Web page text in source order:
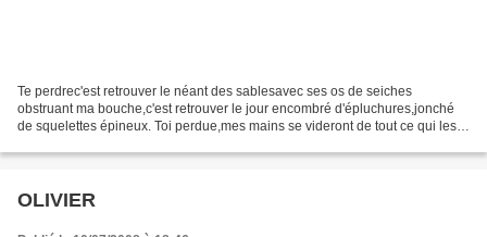
Te perdrec'est retrouver le néant des sablesavec ses os de seiches
obstruant ma bouche,c'est retrouver le jour encombré d'épluchures,jonché
de squelettes épineux. Toi perdue,mes mains se videront de tout ce qui les
OLIVIER